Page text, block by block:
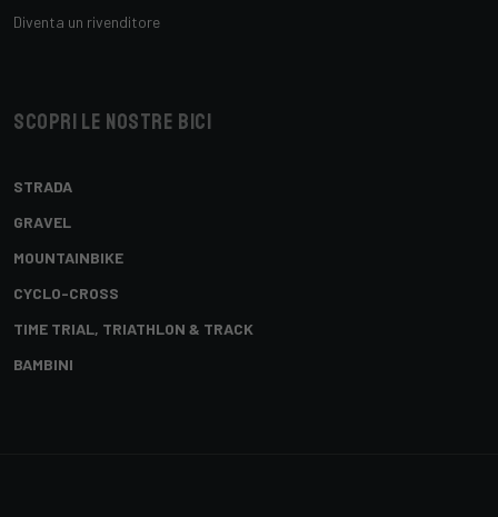
Diventa un rivenditore
Scopri le nostre bici
STRADA
GRAVEL
MOUNTAINBIKE
CYCLO-CROSS
TIME TRIAL, TRIATHLON & TRACK
BAMBINI